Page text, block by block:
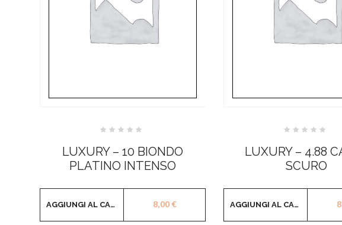
su
5
LUXURY – 10 BIONDO
PLATINO INTENSO
8,00€
AGGIUNGI AL CARRELLO
su
5
LUXURY – 4.88
SCURO
AGGIUNGI AL CARRELLO